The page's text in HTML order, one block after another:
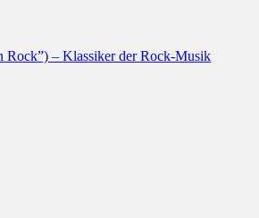
Rock”) – Klassiker der Rock-Musik